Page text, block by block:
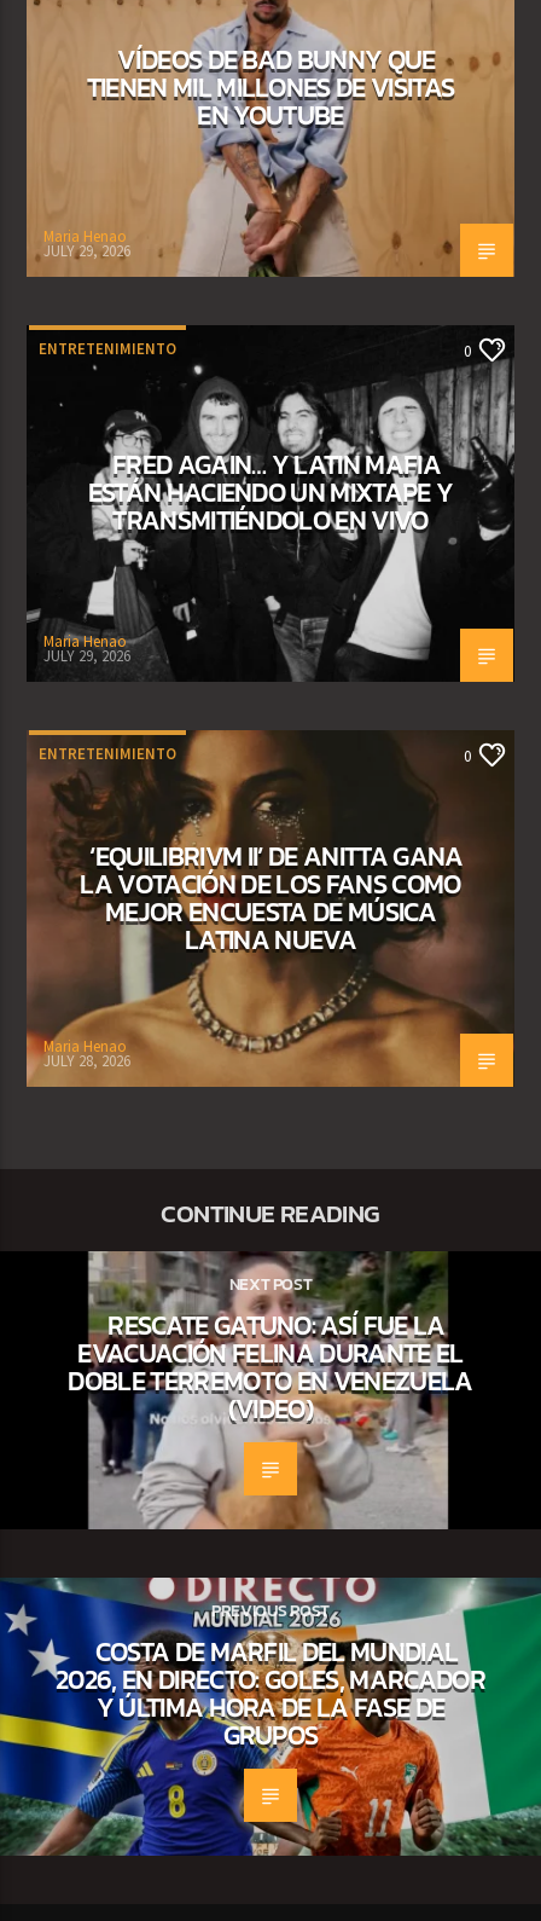
VÍDEOS DE BAD BUNNY QUE
TIENEN MIL MILLONES DE VISITAS
EN YOUTUBE
Maria Henao
JULY 29, 2026
ENTRETENIMIENTO 0
FRED AGAIN… Y LATIN MAFIA
ESTÁN HACIENDO UN MIXTAPE Y
TRANSMITIÉNDOLO EN VIVO
Maria Henao
JULY 29, 2026
ENTRETENIMIENTO 0
‘EQUILIBRIVM II’ DE ANITTA GANA
LA VOTACIÓN DE LOS FANS COMO
MEJOR ENCUESTA DE MÚSICA
LATINA NUEVA
Maria Henao
JULY 28, 2026
CONTINUE READING
NEXT POST
RESCATE GATUNO: ASÍ FUE LA
EVACUACIÓN FELINA DURANTE EL
DOBLE TERREMOTO EN VENEZUELA
(VIDEO)
PREVIOUS POST
COSTA DE MARFIL DEL MUNDIAL
2026, EN DIRECTO: GOLES, MARCADOR
Y ÚLTIMA HORA DE LA FASE DE
GRUPOS